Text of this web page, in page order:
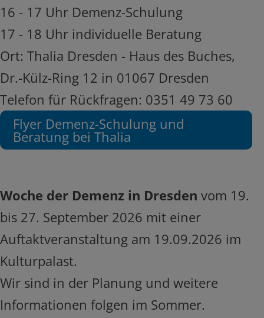
16 - 17 Uhr Demenz-Schulung
17 - 18 Uhr individuelle Beratung
Ort: Thalia Dresden - Haus des Buches,
Dr.-Külz-Ring 12 in 01067 Dresden
Telefon für Rückfragen: 0351 49 73 60
Flyer Demenz-Schulung und
Beratung bei Thalia
Woche der Demenz in Dresden vom 19.
bis 27. September 2026 mit einer
Auftaktveranstaltung am 19.09.2026 im
Kulturpalast.
Wir sind in der Planung und weitere
Informationen folgen im Sommer.